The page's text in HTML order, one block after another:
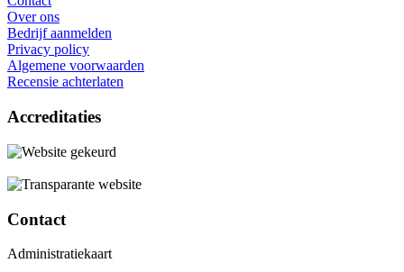
Over ons
Bedrijf aanmelden
Privacy policy
Algemene voorwaarden
Recensie achterlaten
Accreditaties
Contact
Administratiekaart